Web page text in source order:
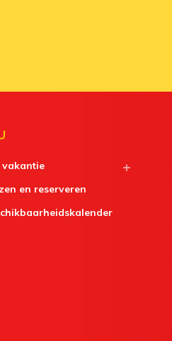
en reserveren